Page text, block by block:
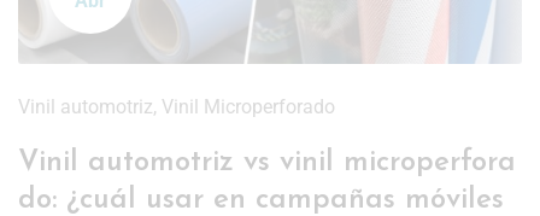
Vinil automotriz, Vinil Microperforado
Vinil automotriz vs vinil microperfora
do: ¿cuál usar en campañas móviles